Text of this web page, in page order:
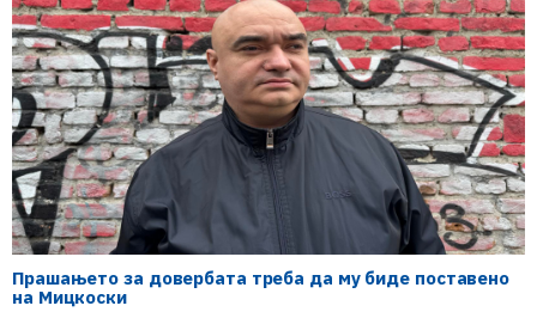
Прашањето за довербата треба да му биде поставено
на Мицкоски